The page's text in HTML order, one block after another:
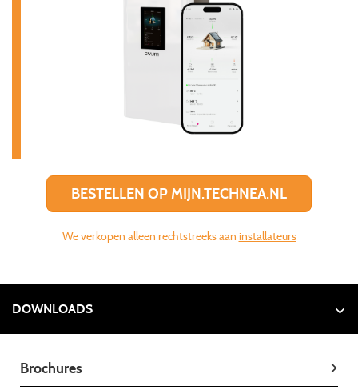
BESTELLEN OP MIJN.TECHNEA.NL
We verkopen alleen rechtstreeks aan installateurs
DOWNLOADS
Brochures